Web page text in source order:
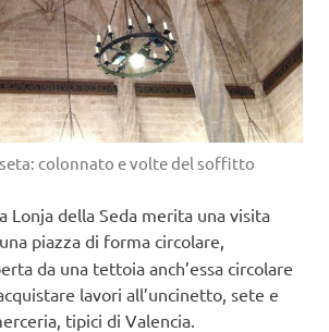
colonnato e volte del soffitto
Lonja della Seda merita una visita
, una piazza di forma circolare,
da una tettoia anch’essa circolare
lavori all’uncinetto, sete e
tipici di Valencia.